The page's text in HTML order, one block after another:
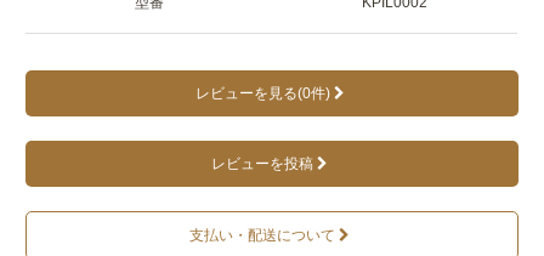
レビューを見る(0件)
レビューを投稿
支払い・配送について